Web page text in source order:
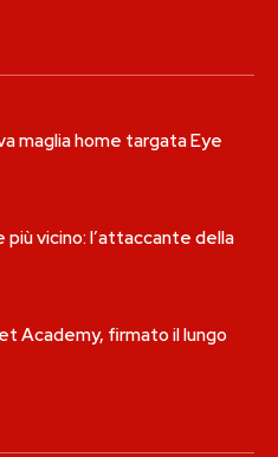
maglia home targata Eye
vicino: l’attaccante della
Academy, firmato il lungo